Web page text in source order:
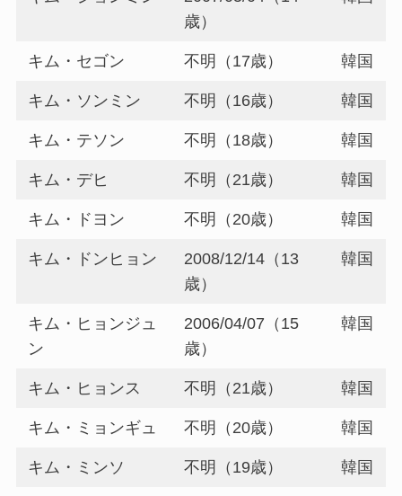
歳）
キム・セゴン 不明（17歳） 韓国
キム・ソンミン 不明（16歳） 韓国
キム・テソン 不明（18歳） 韓国
キム・デヒ 不明（21歳） 韓国
キム・ドヨン 不明（20歳） 韓国
キム・ドンヒョン
2008/12/14（13
歳）
韓国
キム・ヒョンジュ
ン
2006/04/07（15
歳）
韓国
キム・ヒョンス 不明（21歳） 韓国
キム・ミョンギュ 不明（20歳） 韓国
キム・ミンソ 不明（19歳） 韓国